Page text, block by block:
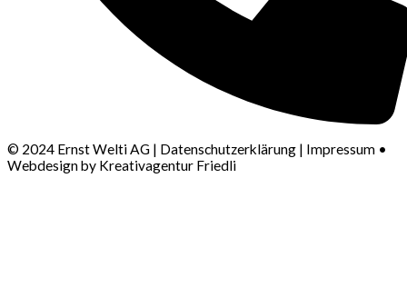
© 2024 Ernst Welti AG | Datenschutzerklärung | Impressum •
Webdesign by Kreativagentur Friedli